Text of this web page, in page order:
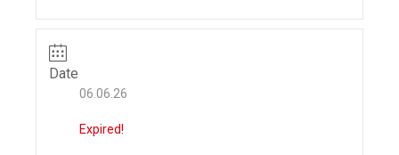
o
Date
06.06.26
Expired!